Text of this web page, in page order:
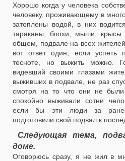
Хорошо когда у человека
человеку, проживающему в
затоплены водой, в них
тараканы, блохи, мыши,
общем, подвале на всех
вот ответ один, если успеть
тесноте, но выжить можно.
видевший своими глазами
выживших в подвале, не раз
смотря на то что они не
спокойно выживали сотни
если бы эти люди за
подготовили свой подвал к
Следующая тема,
доме.
Оговорюсь сразу, я не жил в